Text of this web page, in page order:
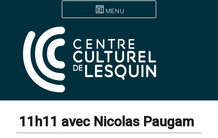
MENU
11h11 avec Nicolas Paugam